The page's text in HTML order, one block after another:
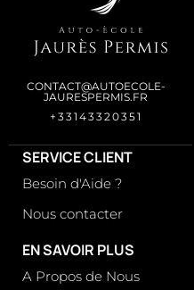
CONTACT@AUTOECOLE-
JAURESPERMIS.FR
+33143320351
SERVICE CLIENT
Besoin d'Aide ?
Nous contacter
EN SAVOIR PLUS
A Propos de Nous